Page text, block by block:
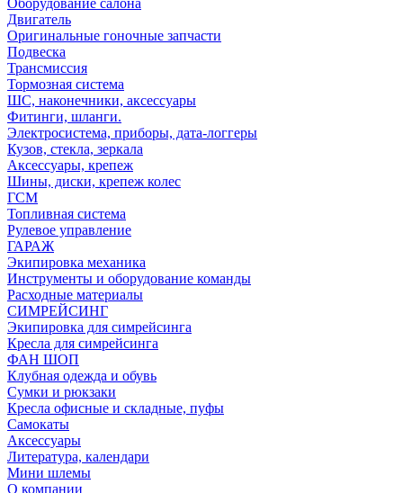
Оборудование салона
Двигатель
Оригинальные гоночные запчасти
Подвеска
Трансмиссия
Тормозная система
ШС, наконечники, аксессуары
Фитинги, шланги.
Электросистема, приборы, дата-логгеры
Кузов, стекла, зеркала
Аксессуары, крепеж
Шины, диски, крепеж колес
ГСМ
Топливная система
Рулевое управление
ГАРАЖ
Экипировка механика
Инструменты и оборудование команды
Расходные материалы
СИМРЕЙСИНГ
Экипировка для симрейсинга
Кресла для симрейсинга
ФАН ШОП
Клубная одежда и обувь
Сумки и рюкзаки
Кресла офисные и складные, пуфы
Самокаты
Аксессуары
Литература, календари
Мини шлемы
О компании